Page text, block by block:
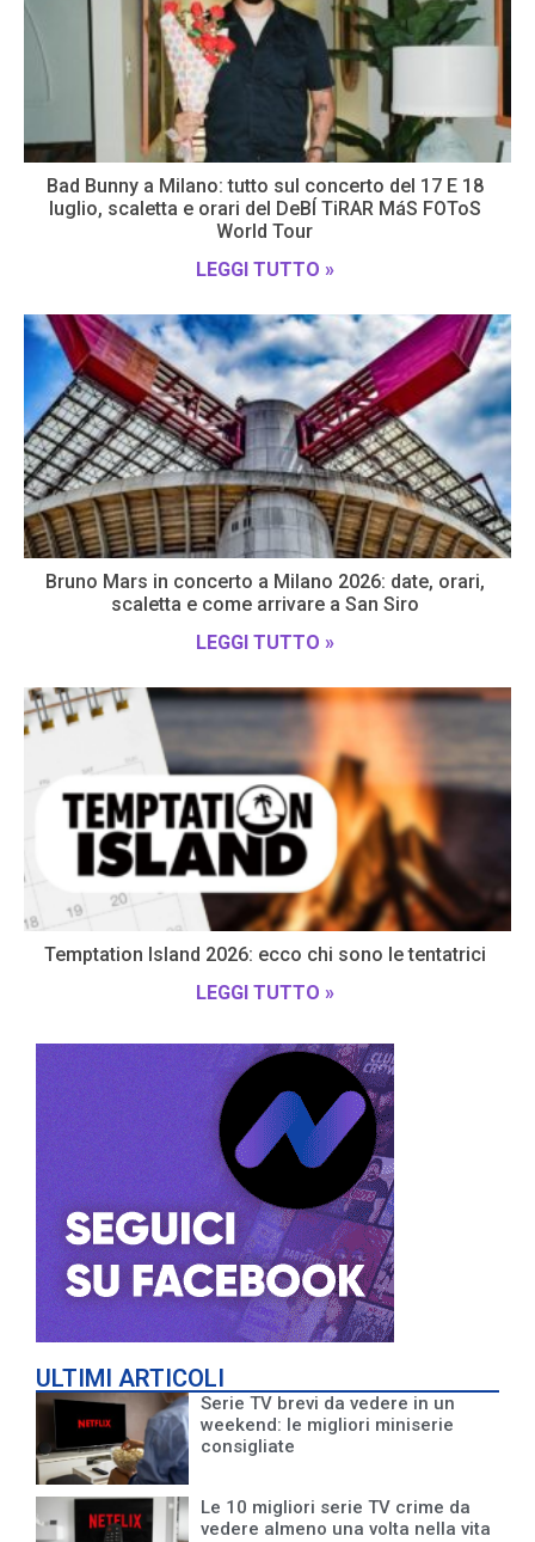
Bad Bunny a Milano: tutto sul concerto del 17 E 18
luglio, scaletta e orari del DeBÍ TiRAR MáS FOToS
World Tour
LEGGI TUTTO »
Bruno Mars in concerto a Milano 2026: date, orari,
scaletta e come arrivare a San Siro
LEGGI TUTTO »
Temptation Island 2026: ecco chi sono le tentatrici
LEGGI TUTTO »
ULTIMI ARTICOLI
Serie TV brevi da vedere in un
weekend: le migliori miniserie
consigliate
Le 10 migliori serie TV crime da
vedere almeno una volta nella vita